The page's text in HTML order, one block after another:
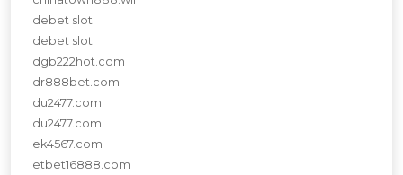
debet slot
debet slot
dgb222hot.com
dr888bet.com
du2477.com
du2477.com
ek4567.com
etbet16888.com